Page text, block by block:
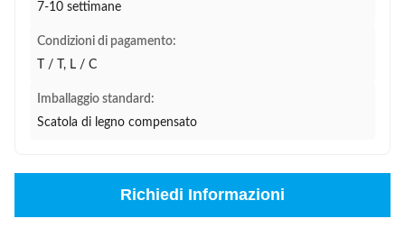
7-10 settimane
Condizioni di pagamento:
T / T, L / C
Imballaggio standard:
Scatola di legno compensato
Richiedi Informazioni